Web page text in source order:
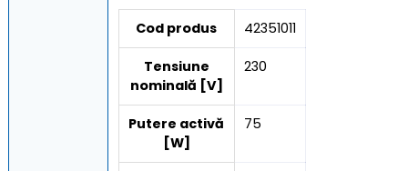
Cod produs 42351011
Tensiune
nominală [V]
230
Putere activă
[W]
75